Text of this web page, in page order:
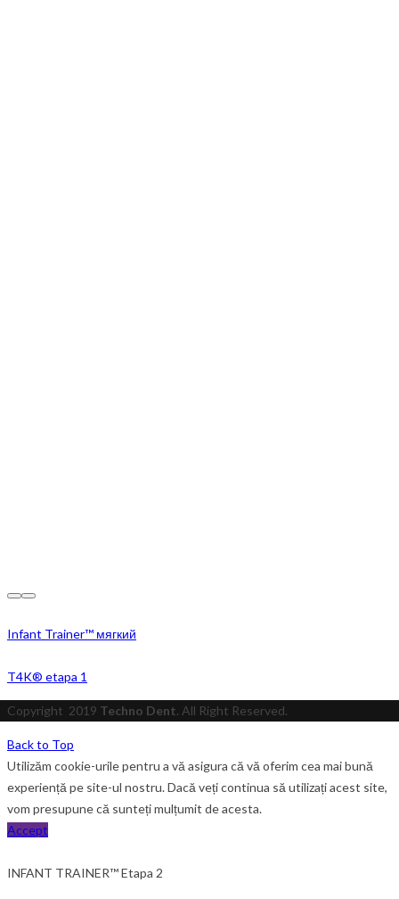
Infant Trainer™ мягкий
T4K® etapa 1
Copyright 2019 Techno Dent. All Right Reserved.
Back to Top
Utilizăm cookie-urile pentru a vă asigura că vă oferim cea mai bună
experiență pe site-ul nostru. Dacă veți continua să utilizați acest site,
vom presupune că sunteți mulțumit de acesta.
Accept
INFANT TRAINER™ Etapa 2